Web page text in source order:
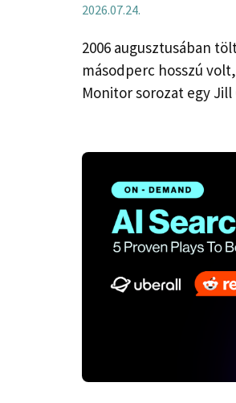
2026.07.24.
2006 augusztusában
másodperc hosszú
Monitor sorozat egy